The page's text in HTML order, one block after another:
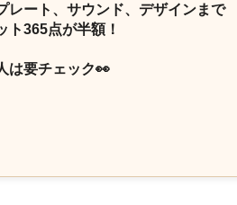
レート、サウンド、デザインまで
ト365点が半額！
は要チェック👀